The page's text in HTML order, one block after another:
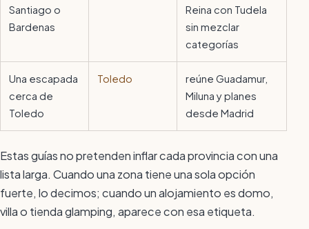
Santiago o
Bardenas
Reina con Tudela
sin mezclar
categorías
Una escapada
cerca de
Toledo
Toledo
reúne Guadamur,
Miluna y planes
desde Madrid
Estas guías no pretenden inflar cada provincia con una
lista larga. Cuando una zona tiene una sola opción
fuerte, lo decimos; cuando un alojamiento es domo,
villa o tienda glamping, aparece con esa etiqueta.